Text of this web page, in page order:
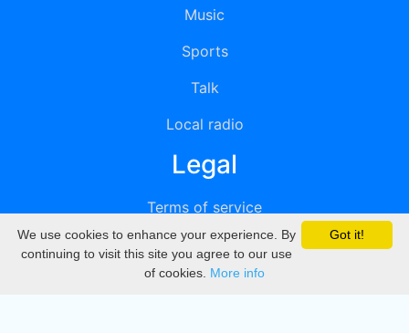
Music
Sports
Talk
Local radio
Legal
Terms of service
Privacy
DMCA
Got it!
We use cookies to enhance your experience. By
continuing to visit this site you agree to our use
of cookies. More info